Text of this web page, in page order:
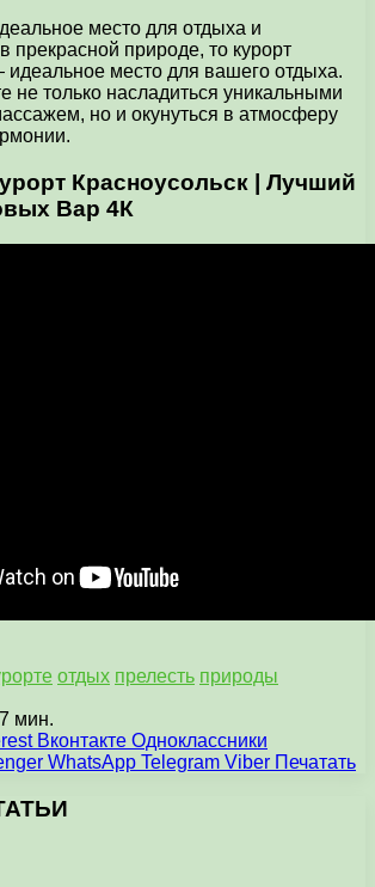
место для отдыха и
прекрасной природе, то курорт
идеальное место для вашего отдыха.
не только насладиться уникальными
но и окунуться в атмосферу
Красноусольск | Лучший
Вар 4К
отдых прелесть природы
мин.
Вконтакте Одноклассники
WhatsApp Telegram Viber Печатать